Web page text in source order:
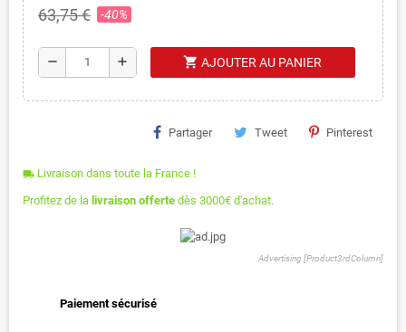
63,75 € -40%
remove add shopping_cart AJOUTER AU PANIER
Partager Tweet Pinterest
local_shipping Livraison dans toute la France !
Profitez de la livraison offerte dès 3000€ d'achat.
Advertising [Product3rdColumn]
Paiement sécurisé